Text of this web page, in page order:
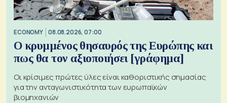
ECONOMY 08.08.2026, 07:00
Ο κρυμμένος θησαυρός της Ευρώπης και
πως θα τον αξιοποιήσει [γράφημα]
Οι κρίσιμες πρώτες ύλες είναι καθοριστικής σημασίας
για την ανταγωνιστικότητα των ευρωπαϊκών
βιομηχανιών